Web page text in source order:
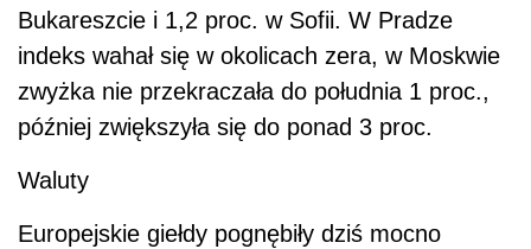
Bukareszcie i 1,2 proc. w Sofii. W Pradze
indeks wahał się w okolicach zera, w Moskwie
zwyżka nie przekraczała do południa 1 proc.,
później zwiększyła się do ponad 3 proc.
Waluty
Europejskie giełdy pognębiły dziś mocno